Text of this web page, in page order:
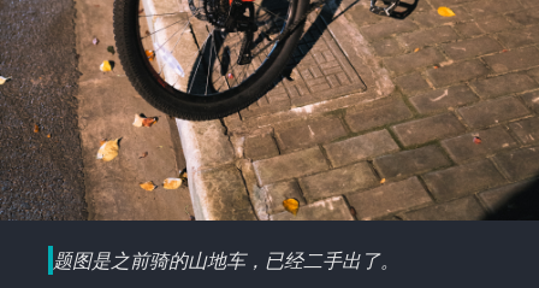
题图是之前骑的山地车，已经二手出了。